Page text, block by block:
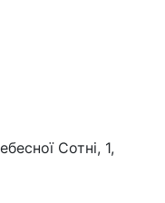
Сотні, 1,